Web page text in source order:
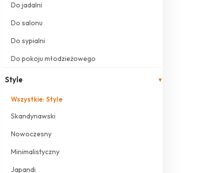
Do jadalni
Do salonu
Do sypialni
Do pokoju młodzieżowego
Style ▾
Wszystkie: Style
Skandynawski
Nowoczesny
Minimalistyczny
Japandi